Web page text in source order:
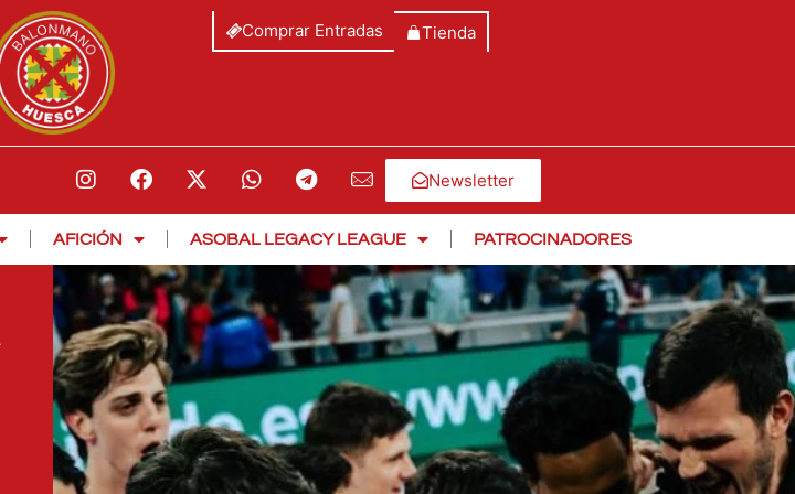
Comprar Entradas Tienda
Newsletter
AFICIÓN ASOBAL LEGACY LEAGUE PATROCINADORES